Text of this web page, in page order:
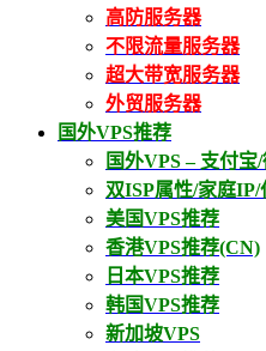
高防服务器
不限流量服务器
超大带宽服务器
外贸服务器
国外VPS推荐
国外VPS – 支付宝
双ISP属性/家庭
美国VPS推荐
香港VPS推荐(CN)
日本VPS推荐
韩国VPS推荐
新加坡VPS